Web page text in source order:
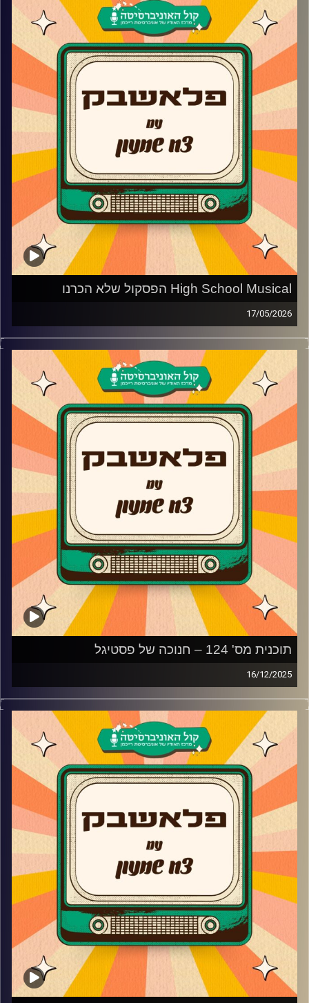
קרדיט תמונות:
AudioVersity
High School Musical הפסקול שלא הכרנו
17/05/2026
הסרט השני והשלישי של High School Musical היו פחות
מוכרים וחבל! כי פספסנו את הפסקול הטוב ביותר! צח שמעון
מביא לכם את השירים שלא הכרתם מהסרט האייקוני!
קרדיט תמונות:AudioVersity
תוכנית מס' 124 – חנוכה של פסטיגל
16/12/2025
צח שמעון לוקח אתכם למסע שירי הנושא של הפסטיגלים
מכל הזמנים לכבוד חנוכה החג של הפסטיגלים
קרדיט תמונות:
AudioVersity